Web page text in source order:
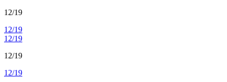
12/19
12/19
12/19
12/19
12/19